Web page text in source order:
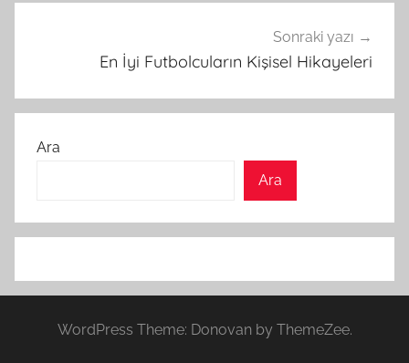
Sonraki yazı
En İyi Futbolcuların Kişisel Hikayeleri
Ara
Ara
WordPress Theme: Donovan by ThemeZee.